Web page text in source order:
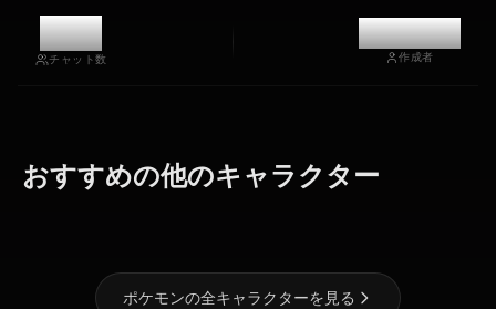
11k
チャット数
@kanashi
作成者
おすすめの他のキャラクター
カスミ
ポケモンの全キャラクターを見る